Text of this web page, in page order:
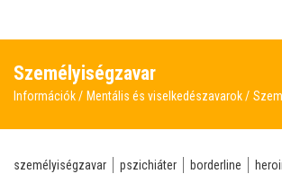
Személyiségzavar
Információk Mentális és viselkedészavarok
személyiségzavar pszichiáter borderline